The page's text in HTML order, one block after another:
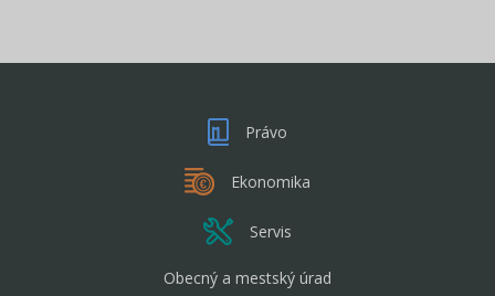
Právo
Ekonomika
Servis
Obecný a mestský úrad